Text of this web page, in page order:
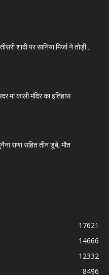
शादी पर सानिया मिर्जा ने तोड़ी...
मां काली मंदिर का इतिहास
राणा सहित तीन डूबे, मौत
17621
14666
12332
8496